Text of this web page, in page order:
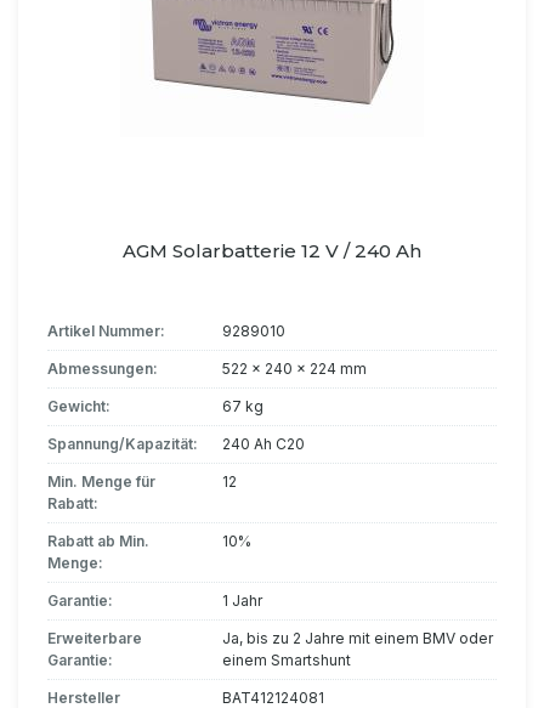
AGM Solarbatterie 12 V / 240 Ah
Artikel Nummer: 9289010
Abmessungen: 522 x 240 x 224 mm
Gewicht: 67 kg
Spannung/Kapazität: 240 Ah C20
Min. Menge für
Rabatt:
12
Rabatt ab Min.
Menge:
10%
Garantie: 1 Jahr
Erweiterbare
Garantie:
Ja, bis zu 2 Jahre mit einem BMV oder
einem Smartshunt
Hersteller
BAT412124081